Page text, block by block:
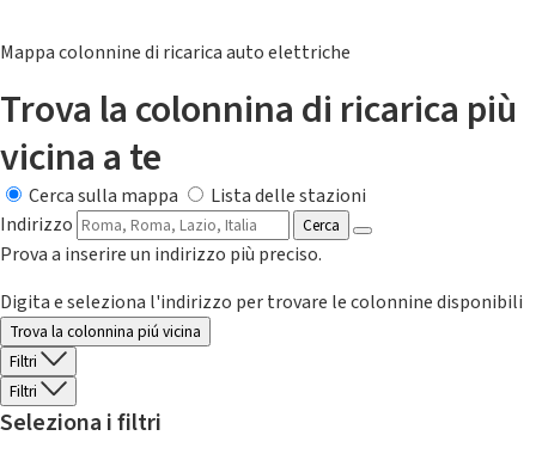
Mappa colonnine di ricarica auto elettriche
Trova la colonnina di ricarica più
vicina a te
Cerca sulla mappa
Lista delle stazioni
Indirizzo
Cerca
Prova a inserire un indirizzo più preciso.
Digita e seleziona l'indirizzo per trovare le colonnine disponibili
Trova la colonnina piú vicina
Filtri
Filtri
Seleziona i filtri